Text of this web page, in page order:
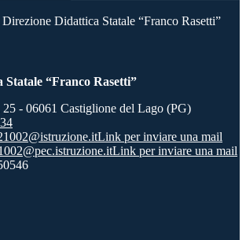
Direzione Didattica Statale “Franco Rasetti”
“Franco Rasetti”
- 06061 Castiglione del Lago (PG)
Link per inviare una mail
Link per inviare una mail